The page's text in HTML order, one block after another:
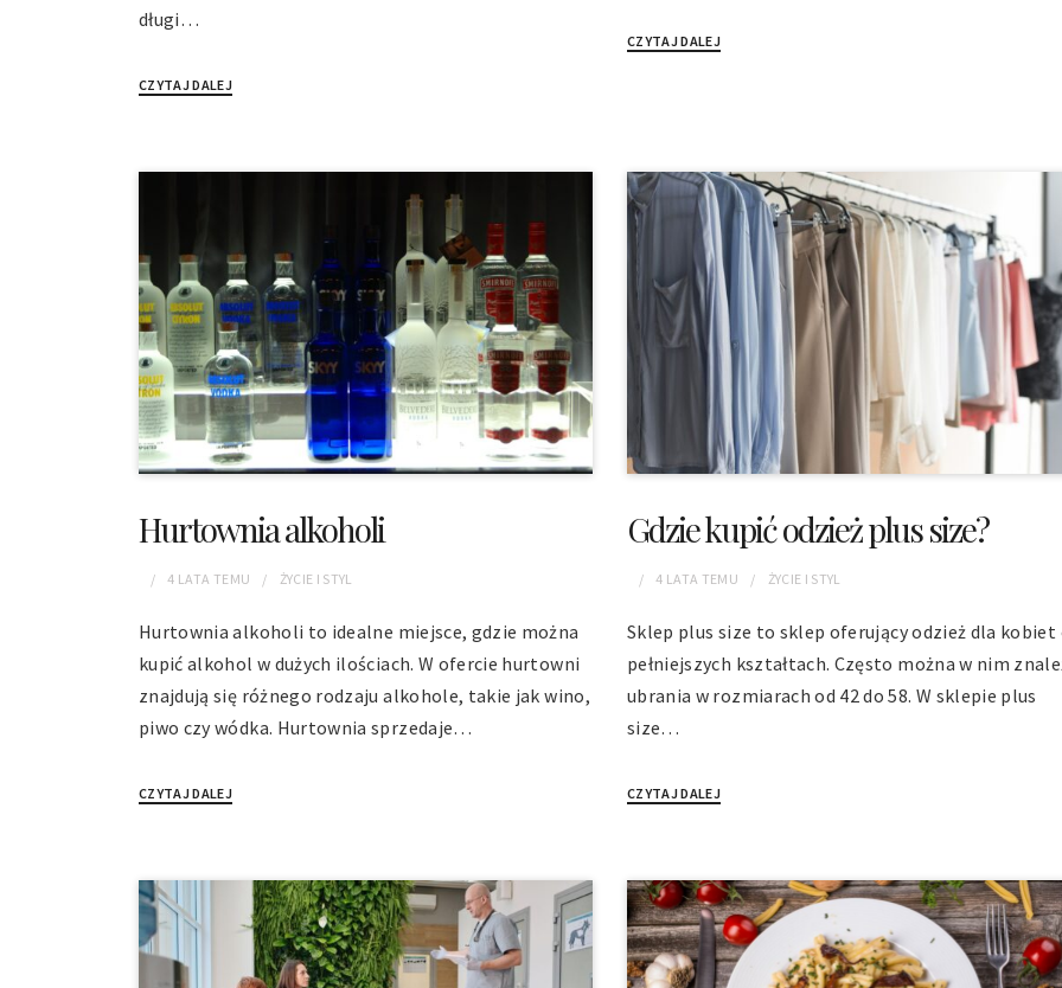
długi…
CZYTAJ DALEJ
CZYTAJ DALEJ
Hurtownia alkoholi
4 LATA TEMU ŻYCIE I STYL
Hurtownia alkoholi to idealne miejsce, gdzie można
kupić alkohol w dużych ilościach. W ofercie hurtowni
znajdują się różnego rodzaju alkohole, takie jak wino,
piwo czy wódka. Hurtownia sprzedaje…
CZYTAJ DALEJ
Gdzie kupić odzież plus size?
4 LATA TEMU ŻYCIE I STYL
Sklep plus size to sklep oferujący odzież dla kobiet
pełniejszych kształtach. Często można w nim
ubrania w rozmiarach od 42 do 58. W sklepie plus
size…
CZYTAJ DALEJ